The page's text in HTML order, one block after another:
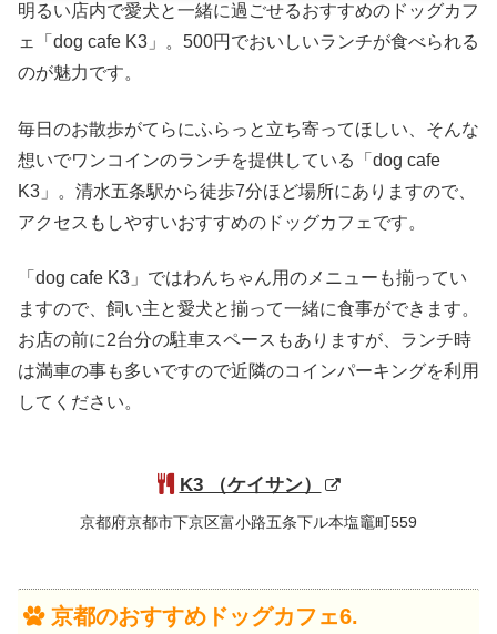
明るい店内で愛犬と一緒に過ごせるおすすめのドッグカフ
ェ「dog cafe K3」。500円でおいしいランチが食べられる
のが魅力です。
毎日のお散歩がてらにふらっと立ち寄ってほしい、そんな
想いでワンコインのランチを提供している「dog cafe
K3」。清水五条駅から徒歩7分ほど場所にありますので、
アクセスもしやすいおすすめのドッグカフェです。
「dog cafe K3」ではわんちゃん用のメニューも揃ってい
ますので、飼い主と愛犬と揃って一緒に食事ができます。
お店の前に2台分の駐車スペースもありますが、ランチ時
は満車の事も多いですので近隣のコインパーキングを利用
してください。
K3 （ケイサン）
京都府京都市下京区富小路五条下ル本塩竈町559
京都のおすすめドッグカフェ6.